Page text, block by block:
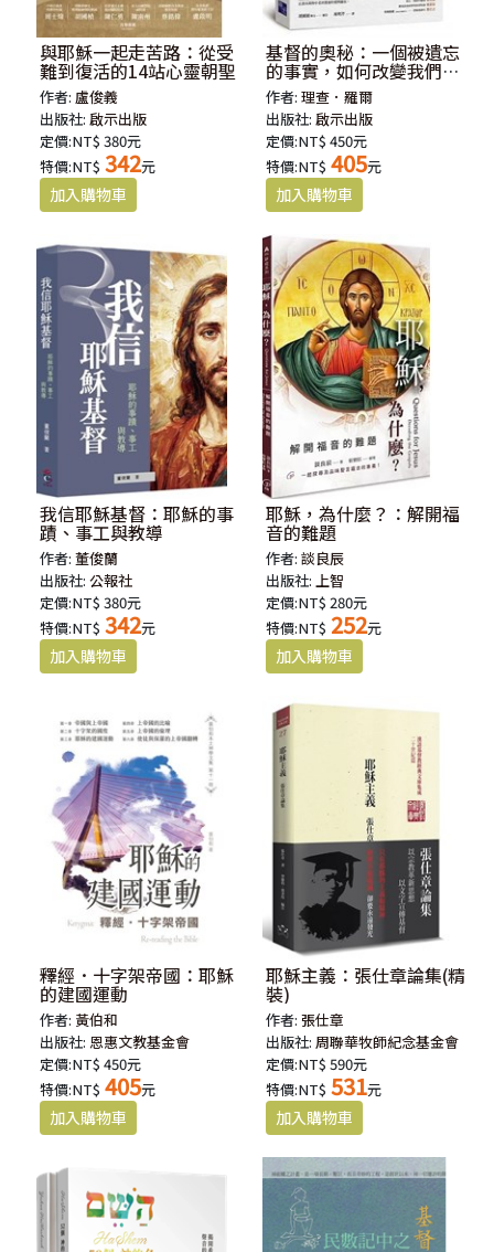
與耶穌一起走苦路：從受
難到復活的14站心靈朝聖
作者:盧俊義
出版社:啟示出版
定價:NT$ 380元
特價:NT$ 342元
基督的奧秘：一個被遺忘
的事實，如何改變我們所
見、所信與盼望的一切
作者:理查．羅爾
出版社:啟示出版
定價:NT$ 450元
特價:NT$ 405元
我信耶穌基督：耶穌的事
蹟、事工與教導
作者:董俊蘭
出版社:公報社
定價:NT$ 380元
特價:NT$ 342元
耶穌，為什麼？：解開福
音的難題
作者:談良辰
出版社:上智
定價:NT$ 280元
特價:NT$ 252元
釋經．十字架帝國：耶穌
的建國運動
作者: 黃伯和
出版社: 恩惠文教基金會
定價:NT$ 450元
特價:NT$ 405元
耶穌主義：張仕章論集(精
裝)
作者:張仕章
出版社:周聯華牧師紀念基金會
定價:NT$ 590元
特價:NT$ 531元